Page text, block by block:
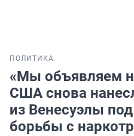
ПОЛИТИКА
«Мы объявляем
США снова
из Венесуэлы
борьбы с